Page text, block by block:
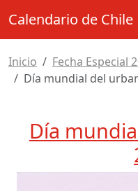
Calendario de Chile
Inicio
Fecha Especial
Día mundial del
Día